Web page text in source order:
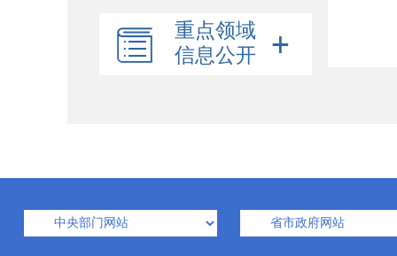
重点领域
信息公开